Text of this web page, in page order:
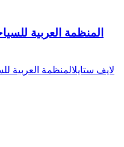
المنظمة العربية